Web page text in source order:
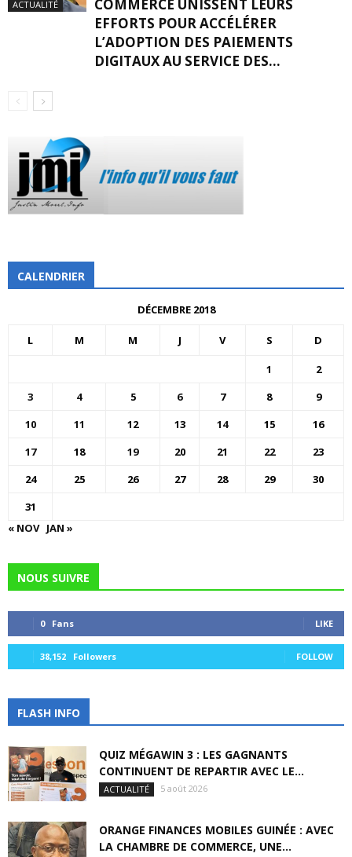
ACTUALITÉ
COMMERCE UNISSENT LEURS
EFFORTS POUR ACCÉLÉRER
L’ADOPTION DES PAIEMENTS
DIGITAUX AU SERVICE DES...
CALENDRIER
DÉCEMBRE 2018
L M M J V S D
1
2
3
4 5 6 7 8
9
10
11 12 13 14 15
16
17
18 19 20 21 22
23
24
25 26 27 28 29
30
31
« NOV JAN »
NOUS SUIVRE
0 Fans LIKE
38,152 Followers FOLLOW
FLASH INFO
QUIZ MÉGAWIN 3 : LES GAGNANTS
CONTINUENT DE REPARTIR AVEC LE...
ACTUALITÉ 5 août 2026
ORANGE FINANCES MOBILES GUINÉE : AVEC
LA CHAMBRE DE COMMERCE, UNE...